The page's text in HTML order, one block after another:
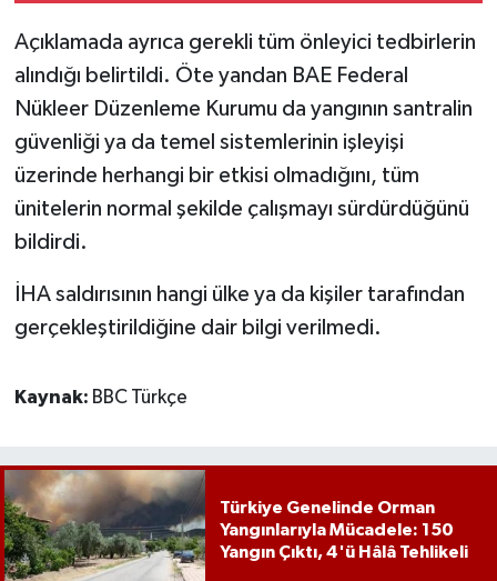
Açıklamada ayrıca gerekli tüm önleyici tedbirlerin
alındığı belirtildi. Öte yandan BAE Federal
Nükleer Düzenleme Kurumu da yangının santralin
güvenliği ya da temel sistemlerinin işleyişi
üzerinde herhangi bir etkisi olmadığını, tüm
ünitelerin normal şekilde çalışmayı sürdürdüğünü
bildirdi.
İHA saldırısının hangi ülke ya da kişiler tarafından
gerçekleştirildiğine dair bilgi verilmedi.
Kaynak: BBC Türkçe
Türkiye Genelinde Orman
Yangınlarıyla Mücadele: 150
Yangın Çıktı, 4'ü Hâlâ Tehlikeli